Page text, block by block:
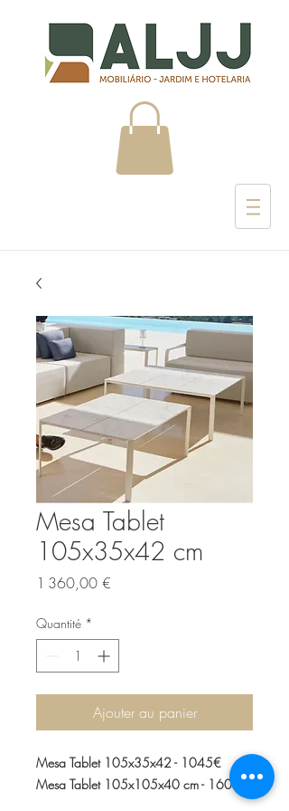
Mesa Tablet
105x35x42 cm
1 360,00 €
Quantité *
Ajouter au panier
Mesa Tablet 105x35x42 - 1045€
Mesa Tablet 105x105x40 cm - 1600€